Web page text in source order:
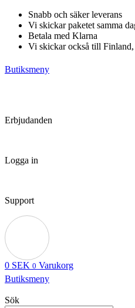
Hoppa
innehåll
Snabb och säker leverans
Vi skickar paketet samma
Betala med Klarna
Vi skickar också till
Butiksmeny
Erbjudanden
Logga in
Support
0 SEK 0 Varukorg
Butiksmeny
Sök